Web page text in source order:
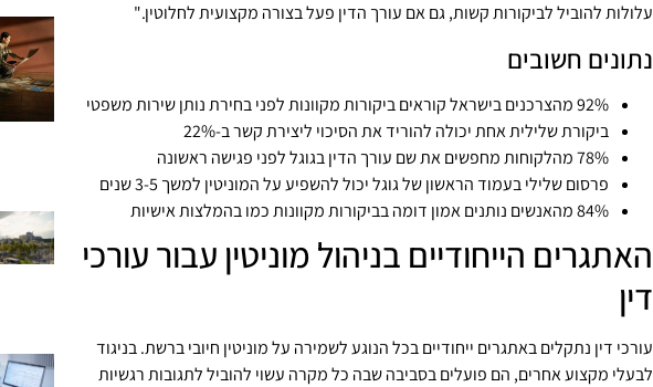
עלולות להוביל לביקורות קשות, גם אם עורך הדין פעל בצורה מקצועית לחלוטין."
נתונים חשובים
92% מהצרכנים בישראל קוראים ביקורות מקוונות לפני בחירת נותן שירות משפטי
ביקורת שלילית אחת יכולה להוריד את הסיכוי ליצירת קשר ב-22%
78% מהלקוחות מחפשים את שם עורך הדין בגוגל לפני פגישה ראשונה
פרסום שלילי בעמוד הראשון של גוגל יכול להשפיע על המוניטין למשך 3-5 שנים
84% מהאנשים נותנים אמון דומה בביקורות מקוונות כמו בהמלצות אישיות
האתגרים הייחודיים בניהול מוניטין עבור עורכי
דין
עורכי דין נתקלים באתגרים ייחודיים בכל הנוגע לשמירה על מוניטין חיובי ברשת. בניגוד
לבעלי מקצוע אחרים, הם פועלים בסביבה שבה כל מקרה עשוי להוביל לתגובות רגשיות